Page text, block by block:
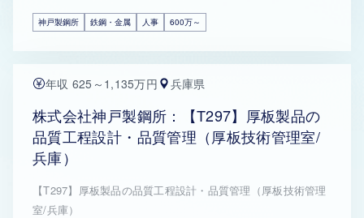
神戸製鋼所 鉄鋼・金属 人事 600万～
年収 625～1,135万円 兵庫県
株式会社神戸製鋼所：【T297】厚板製品の
品質工程設計・品質管理（厚板技術管理室/
兵庫）
【T297】厚板製品の品質工程設計・品質管理（厚板技術管理
室/兵庫）